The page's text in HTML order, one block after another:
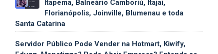
Itapema, Balneário Camboriú, Itajaí,
Florianópolis, Joinville, Blumenau e toda
Santa Catarina
Servidor Público Pode Vender na Hotmart, Kiwify,